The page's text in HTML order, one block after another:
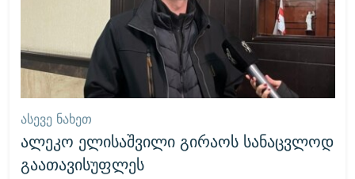
ᲐᲡᲔᲕᲔ ᲜᲐᲮᲔᲗ
ალეკო ელისაშვილი გირაოს სანაცვლოდ
გაათავისუფლეს